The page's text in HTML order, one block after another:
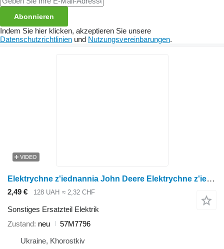
Abonnieren
Indem Sie hier klicken, akzeptieren Sie unsere
Datenschutzrichtlinien und Nutzungsvereinbarungen.
VIDEO
Elektrychne z'iednannia John Deere Elektrychne z'iednannia 57M7796 für Radtraktor
2,49 € 128 UAH ≈ 2,32 CHF
Sonstiges Ersatzteil Elektrik
Zustand neu
57M7796
Ukraine, Khorostkiv